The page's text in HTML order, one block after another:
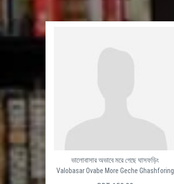
ভালোবাসার অভাবে মরে গেছে ঘাসফড়িং
Valobasar Ovabe More Geche Ghashforing